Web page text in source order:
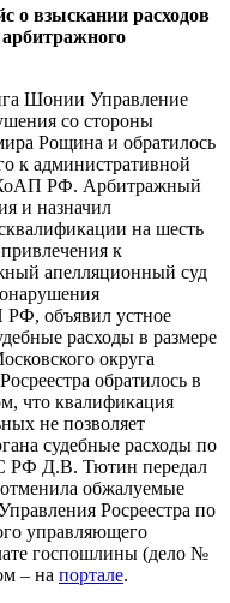
о взыскании расходов
Шонии Управление
со стороны
Рощина и обратилось
к административной
КоАП РФ. Арбитражный
и назначил
на шесть
к
апелляционный суд
объявил устное
расходы в размере
округа
обратилось в
что квалификация
не позволяет
судебные расходы по
РФ Д.В. Тютин передал
обжалуемые
Росреестра по
управляющего
госпошлины (дело №
– на портале.